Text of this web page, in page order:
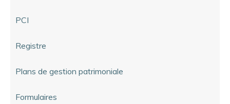
PCI
Registre
Plans de gestion patrimoniale
Formulaires